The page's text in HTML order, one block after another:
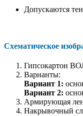
Допускаются
Схематическое
Гипсокартон
Варианты:
Вариант 1:
Вариант 2:
Армирующая
Накрывочный